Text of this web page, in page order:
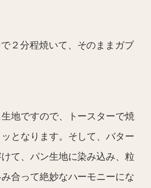
で２分程焼いて、そのままガブ
地ですので、トースターで焼
となります。そして、バター
て、パン生地に染み込み、粒
合って絶妙なハーモニーにな